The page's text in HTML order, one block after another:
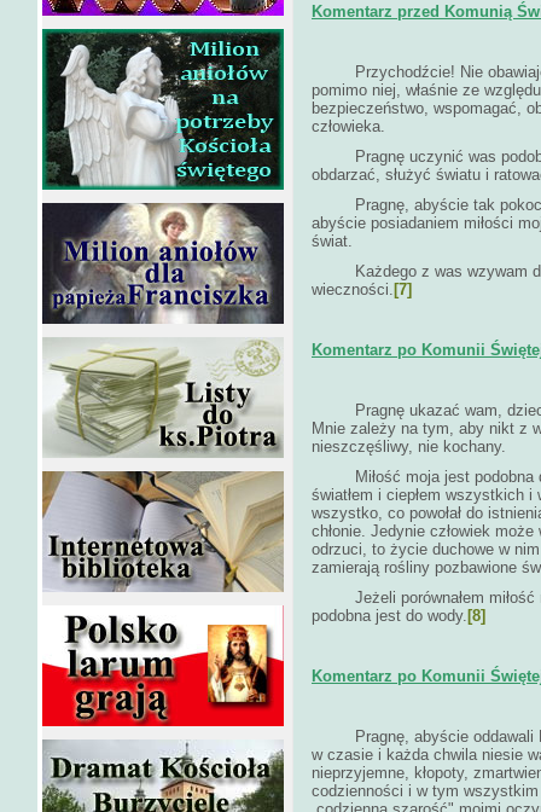
Komentarz przed Komunią
Przychodźcie! Nie
pomimo niej, właśnie ze
bezpieczeństwo, wspomagać,
człowieka.
Pragnę uczynić was
obdarzać, służyć światu i
Pragnę, abyście tak
abyście posiadaniem miłości
świat.
Każdego z was wzywam do
wieczności. [7]
Komentarz po Komunii
Pragnę ukazać wam, dzieci,
Mnie zależy na tym, aby nikt z
nieszczęśliwy, nie kochany.
Miłość moja jest podobna do
światłem i ciepłem wszystkich
wszystko, co powołał do
chłonie. Jedynie człowiek
odrzuci, to życie duchowe w
zamierają rośliny pozbawione
Jeżeli porównałem miłość
podobna jest do wody. [8]
Komentarz po Komunii
Pragnę, abyście oddawali
w czasie i każda chwila niesie
nieprzyjemne, kłopoty,
codzienności i w tym